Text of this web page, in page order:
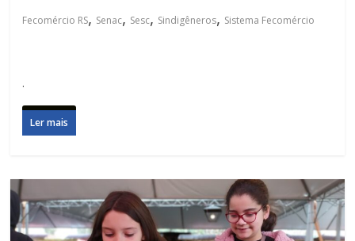
Fecomércio RS, Senac, Sesc, Sindigêneros, Sistema Fecomércio
.
Ler mais